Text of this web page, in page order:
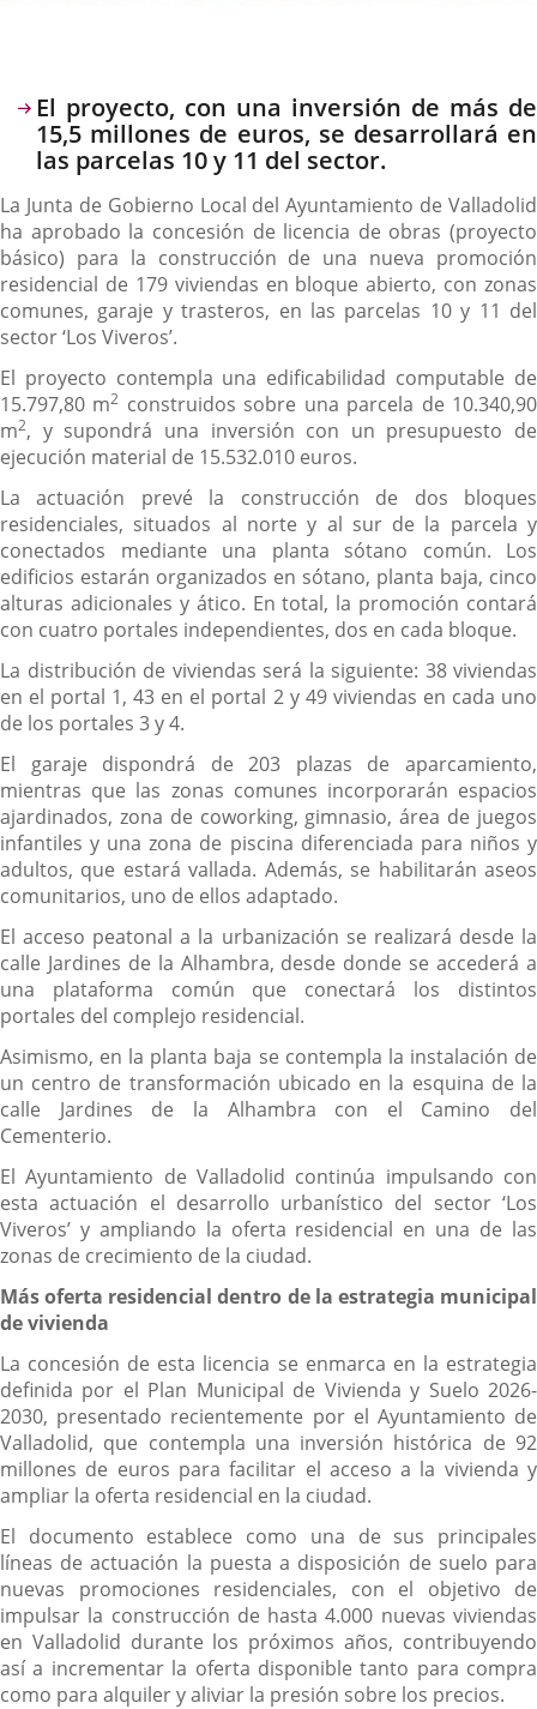
Descripción
El proyecto, con una inversión de más de
15,5 millones de euros, se desarrollará en
las parcelas 10 y 11 del sector.
La Junta de Gobierno Local del Ayuntamiento de Valladolid
ha aprobado la concesión de licencia de obras (proyecto
básico) para la construcción de una nueva promoción
residencial de 179 viviendas en bloque abierto, con zonas
comunes, garaje y trasteros, en las parcelas 10 y 11 del
sector ‘Los Viveros’.
El proyecto contempla una edificabilidad computable de
15.797,80 m2 construidos sobre una parcela de 10.340,90
m2, y supondrá una inversión con un presupuesto de
ejecución material de 15.532.010 euros.
La actuación prevé la construcción de dos bloques
residenciales, situados al norte y al sur de la parcela y
conectados mediante una planta sótano común. Los
edificios estarán organizados en sótano, planta baja, cinco
alturas adicionales y ático. En total, la promoción contará
con cuatro portales independientes, dos en cada bloque.
La distribución de viviendas será la siguiente: 38 viviendas
en el portal 1, 43 en el portal 2 y 49 viviendas en cada uno
de los portales 3 y 4.
El garaje dispondrá de 203 plazas de aparcamiento,
mientras que las zonas comunes incorporarán espacios
ajardinados, zona de coworking, gimnasio, área de juegos
infantiles y una zona de piscina diferenciada para niños y
adultos, que estará vallada. Además, se habilitarán aseos
comunitarios, uno de ellos adaptado.
El acceso peatonal a la urbanización se realizará desde la
calle Jardines de la Alhambra, desde donde se accederá a
una plataforma común que conectará los distintos
portales del complejo residencial.
Asimismo, en la planta baja se contempla la instalación de
un centro de transformación ubicado en la esquina de la
calle Jardines de la Alhambra con el Camino del
Cementerio.
El Ayuntamiento de Valladolid continúa impulsando con
esta actuación el desarrollo urbanístico del sector ‘Los
Viveros’ y ampliando la oferta residencial en una de las
zonas de crecimiento de la ciudad.
Más oferta residencial dentro de la estrategia municipal
de vivienda
La concesión de esta licencia se enmarca en la estrategia
definida por el Plan Municipal de Vivienda y Suelo 2026-
2030, presentado recientemente por el Ayuntamiento de
Valladolid, que contempla una inversión histórica de 92
millones de euros para facilitar el acceso a la vivienda y
ampliar la oferta residencial en la ciudad.
El documento establece como una de sus principales
líneas de actuación la puesta a disposición de suelo para
nuevas promociones residenciales, con el objetivo de
impulsar la construcción de hasta 4.000 nuevas viviendas
en Valladolid durante los próximos años, contribuyendo
así a incrementar la oferta disponible tanto para compra
como para alquiler y aliviar la presión sobre los precios.